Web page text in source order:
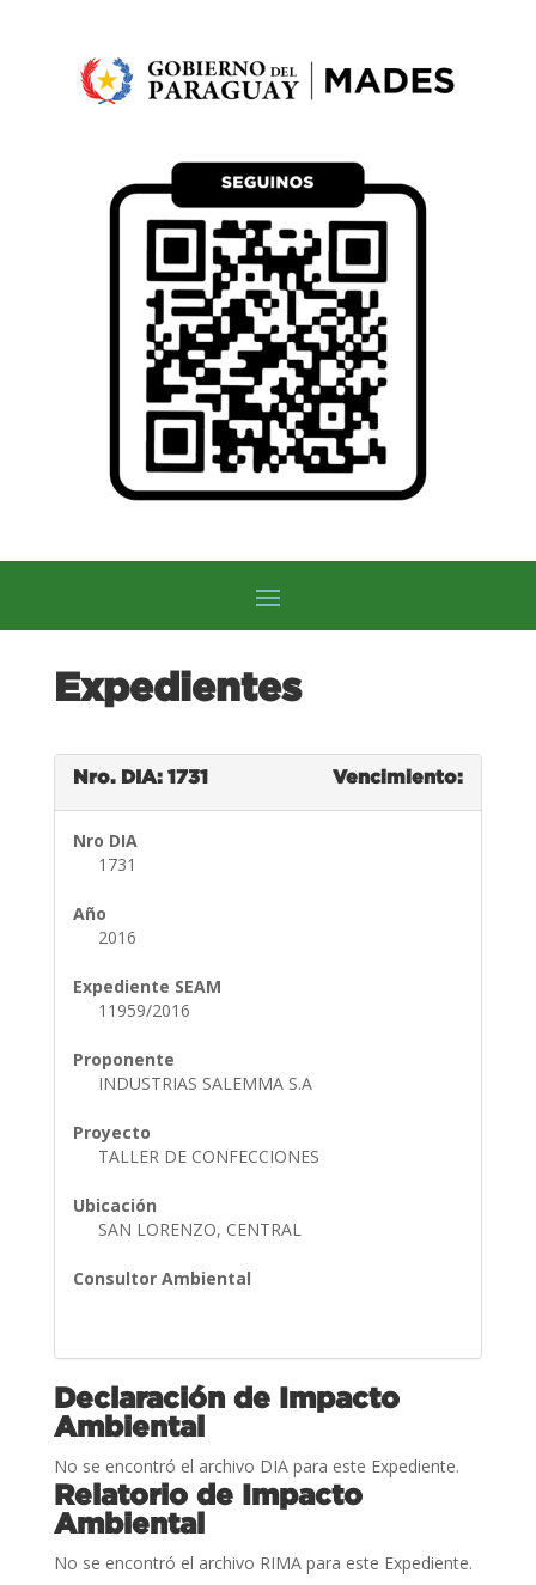
Expedientes
Nro. DIA: 1731 Vencimiento:
Nro DIA
1731
Año
2016
Expediente SEAM
11959/2016
Proponente
INDUSTRIAS SALEMMA S.A
Proyecto
TALLER DE CONFECCIONES
Ubicación
SAN LORENZO, CENTRAL
Consultor Ambiental
Declaración de Impacto
Ambiental
No se encontró el archivo DIA para este Expediente.
Relatorio de Impacto
Ambiental
No se encontró el archivo RIMA para este Expediente.